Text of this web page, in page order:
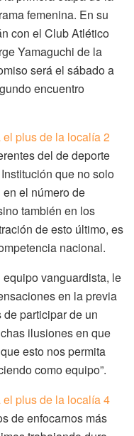
femenina. En su
con el Club Atlético
Yamaguchi de la
será el sábado a
encuentro
del de deporte
que no solo
el número de
también en los
de esto último, es
nacional.
vanguardista, le
en la previa
participar de un
ilusiones en que
esto nos permita
como equipo”.
de enfocarnos más